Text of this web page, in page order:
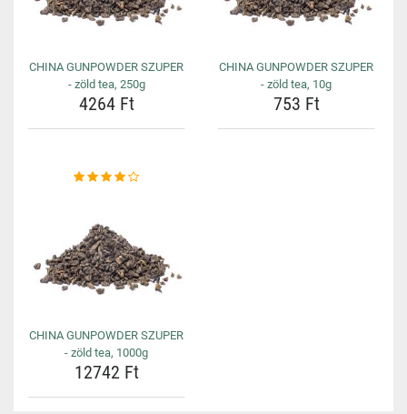
CHINA GUNPOWDER SZUPER
- zöld tea, 250g
4264 Ft
CHINA GUNPOWDER SZUPER
- zöld tea, 10g
753 Ft
CHINA GUNPOWDER SZUPER
- zöld tea, 1000g
12742 Ft